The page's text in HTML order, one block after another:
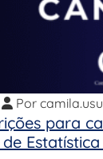
Por
para